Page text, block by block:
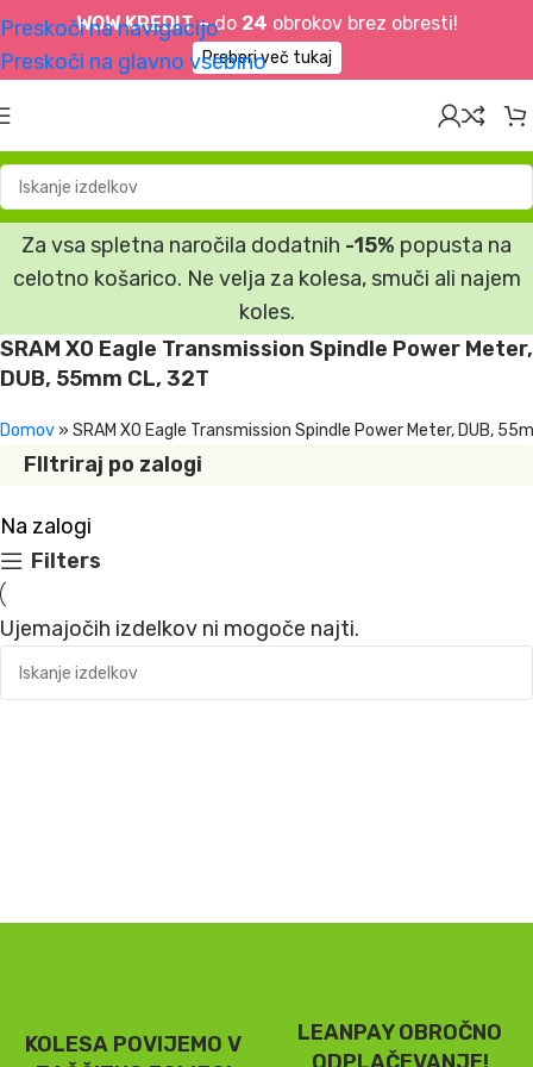
WOW KREDIT –do 24 obrokov brez obresti!
Preberi več tukaj
Preskoči na navigacijo
Preskoči na glavno vsebino
Za vsa spletna naročila dodatnih -15% popusta na
celotno košarico. Ne velja za kolesa, smuči ali najem
koles.
SRAM X0 Eagle Transmission Spindle Power Meter,
DUB, 55mm CL, 32T
Domov » SRAM X0 Eagle Transmission Spindle Power Meter, DUB,
FIltriraj po zalogi
Na zalogi
Filters
Ujemajočih izdelkov ni mogoče najti.
KOLESA POVIJEMO V
LEANPAY OBROČNO